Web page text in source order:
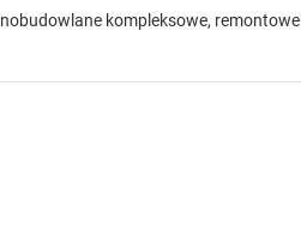
kompleksowe, remontowe